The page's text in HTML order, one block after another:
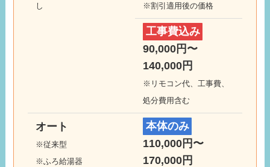
し
※割引適用後の価格
工事費込み
90,000円〜
140,000円
※リモコン代、工事費、
処分費用含む
オート
※従来型
※ふろ給湯器
本体のみ
110,000円〜
170,000円